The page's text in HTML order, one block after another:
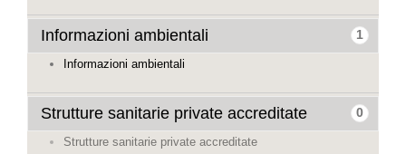
1
Informazioni ambientali
Informazioni ambientali
0
Strutture sanitarie private accreditate
Strutture sanitarie private accreditate